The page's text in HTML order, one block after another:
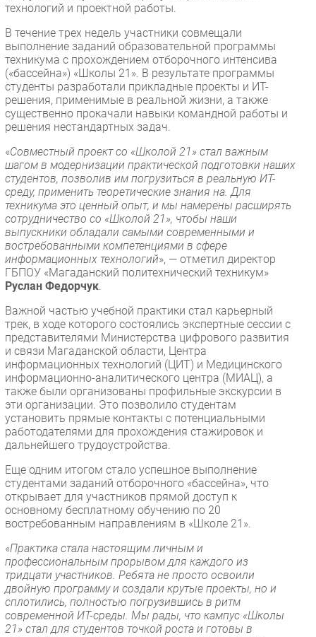
Web
Безопасность
Инновации
CIO/Управление ИТ
Гаджеты
Здоровье
РАЗДЕЛЫ
Новости
Аналитика
Интервью
Мероприятия
Проекты
IT класс
Каталог компаний
технологий и проектной работы.
В течение трех недель участники совмещали
выполнение заданий образовательной программы
техникума с прохождением отборочного интенсива
(«бассейна») «Школы 21». В результате программы
студенты разработали прикладные проекты и ИТ-
решения, применимые в реальной жизни, а также
существенно прокачали навыки командной работы и
решения нестандартных задач.
«Совместный проект со «Школой 21» стал важным
шагом в модернизации практической подготовки наших
студентов, позволив им погрузиться в реальную ИТ-
среду, применить теоретические знания на. Для
техникума это ценный опыт, и мы намерены расширять
сотрудничество со «Школой 21», чтобы наши
выпускники обладали самыми современными и
востребованными компетенциями в сфере
информационных технологий», — отметил директор
ГБПОУ «Магаданский политехнический техникум»
Руслан Федорчук.
Важной частью учебной практики стал карьерный
трек, в ходе которого состоялись экспертные сессии с
представителями Министерства цифрового развития
и связи Магаданской области, Центра
информационных технологий (ЦИТ) и Медицинского
информационно-аналитического центра (МИАЦ), а
также были организованы профильные экскурсии в
эти организации. Это позволило студентам
установить прямые контакты с потенциальными
работодателями для прохождения стажировок и
дальнейшего трудоустройства.
Еще одним итогом стало успешное выполнение
студентами заданий отборочного «бассейна», что
открывает для участников прямой доступ к
основному бесплатному обучению по 20
востребованным направлениям в «Школе 21».
«Практика стала настоящим личным и
профессиональным прорывом для каждого из
тридцати участников. Ребята не просто освоили
двойную программу и создали крутые проекты, но и
сплотились, полностью погрузившись в ритм
современной ИТ-среды. Мы рады, что кампус «Школы
21» стал для студентов точкой роста и готовы в